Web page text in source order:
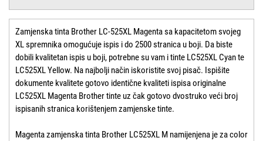
Zamjenska tinta Brother LC-525XL Magenta sa kapacitetom svojeg
XL spremnika omogućuje ispis i do 2500 stranica u boji. Da biste
dobili kvalitetan ispis u boji, potrebne su vam i tinte LC525XL Cyan te
LC525XL Yellow. Na najbolji način iskoristite svoj pisač. Ispišite
dokumente kvalitete gotovo identične kvaliteti ispisa originalne
LC525XL Magenta Brother tinte uz čak gotovo dvostruko veći broj
ispisanih stranica korištenjem zamjenske tinte.
Magenta zamjenska tinta Brother LC525XL M namijenjena je za color